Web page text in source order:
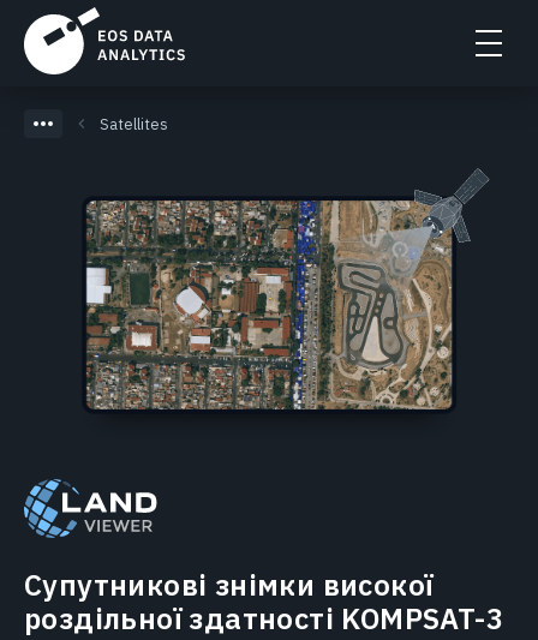
Satellites
Супутникові знімки високої
роздільної здатності KOMPSAT-3